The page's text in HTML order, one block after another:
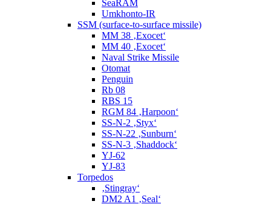
SeaRAM
Umkhonto-IR
SSM (surface-to-surface missile)
MM 38 ‚Exocet‘
MM 40 ‚Exocet‘
Naval Strike Missile
Otomat
Penguin
Rb 08
RBS 15
RGM 84 ‚Harpoon‘
SS-N-2 ‚Styx‘
SS-N-22 ‚Sunburn‘
SS-N-3 ‚Shaddock‘
YJ-62
YJ-83
Torpedos
‚Stingray‘
DM2 A1 ‚Seal‘